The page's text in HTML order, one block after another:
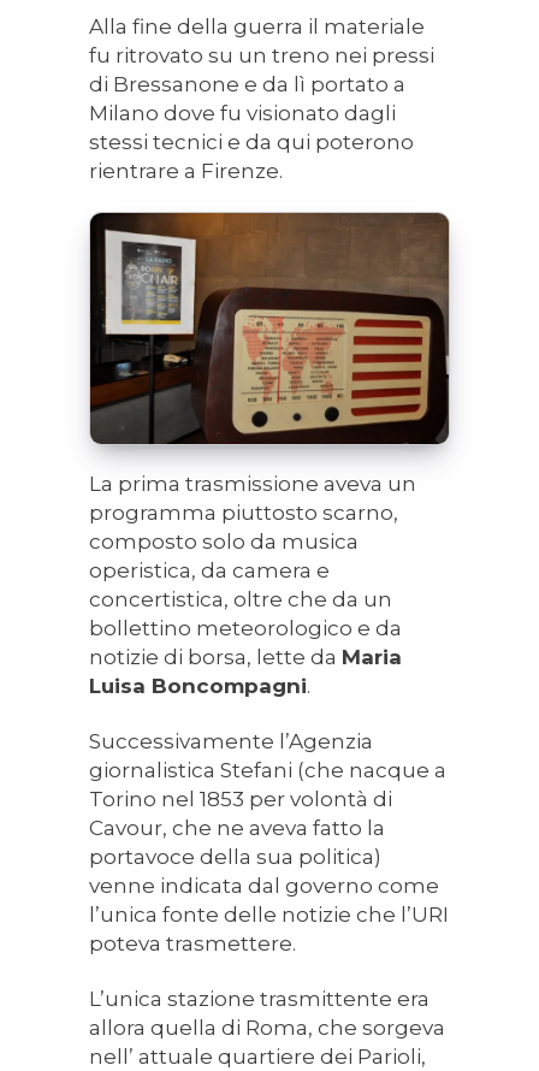
Alla fine della guerra il materiale
fu ritrovato su un treno nei pressi
di Bressanone e da lì portato a
Milano dove fu visionato dagli
stessi tecnici e da qui poterono
rientrare a Firenze.
La prima trasmissione aveva un
programma piuttosto scarno,
composto solo da musica
operistica, da camera e
concertistica, oltre che da un
bollettino meteorologico e da
notizie di borsa, lette da Maria
Luisa Boncompagni.
Successivamente l’Agenzia
giornalistica Stefani (che nacque a
Torino nel 1853 per volontà di
Cavour, che ne aveva fatto la
portavoce della sua politica)
venne indicata dal governo come
l’unica fonte delle notizie che l’URI
poteva trasmettere.
L’unica stazione trasmittente era
allora quella di Roma, che sorgeva
nell’ attuale quartiere dei Parioli,